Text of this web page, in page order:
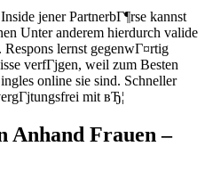
jener PartnerbГ¶rse kannst
Unter anderem hierdurch valide
Respons lernst gegenwГ¤rtig
verfГјgen, weil zum Besten
online sie sind. Schneller
mit вЂ¦
Anhand Frauen –